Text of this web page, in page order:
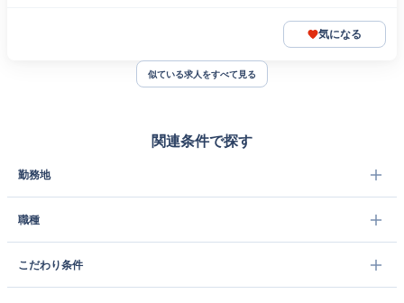
気になる
似ている求人をすべて見る
関連条件で探す
勤務地
職種
こだわり条件